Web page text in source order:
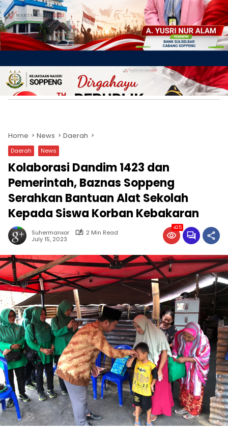
Home News Daerah
Daerah News
Kolaborasi Dandim 1423 dan
Pemerintah, Baznas Soppeng
Serahkan Bantuan Alat Sekolah
Kepada Siswa Korban Kebakaran
Suhermanxor
2 Min Read
July 15, 2023
425